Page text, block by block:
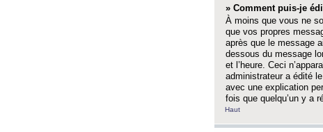
» Comment puis-je
À moins que vous ne
que vos propres
après que le message
dessous du message
et l’heure. Ceci
administrateur a édité
avec une explication
fois que quelqu’un y a
Haut